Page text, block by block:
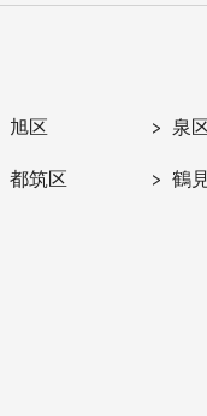
旭区 泉
都筑区 鶴